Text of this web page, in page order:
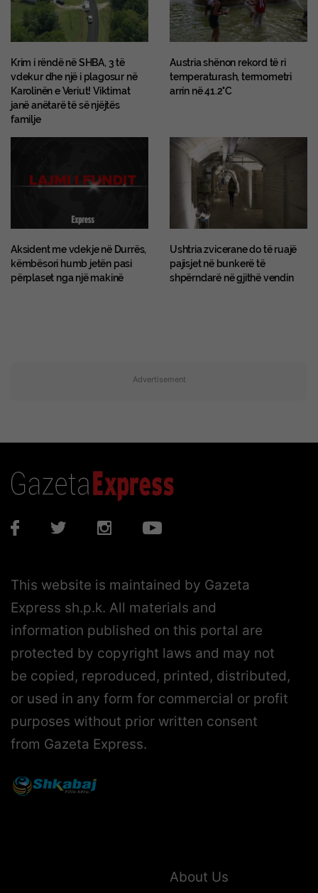
Krim i rëndë në SHBA, 3 të
vdekur dhe një i plagosur në
Karolinën e Veriut! Viktimat
janë anëtarë të së njëjtës
familje
Austria shënon rekord të ri
temperaturash, termometri
arrin në 41.2°C
Aksident me vdekje në Durrës,
këmbësori humb jetën pasi
përplaset nga një makinë
Ushtria zvicerane do të ruajë
pajisjet në bunkerë të
shpërndarë në gjithë vendin
Advertisement
This website is maintained by Gazeta
Express sh.p.k. All materials and
information published on this portal are
protected by copyright laws and may not
be copied, reproduced, printed, distributed,
or used in any form for commercial or profit
purposes without prior written consent
from Gazeta Express.
About Us